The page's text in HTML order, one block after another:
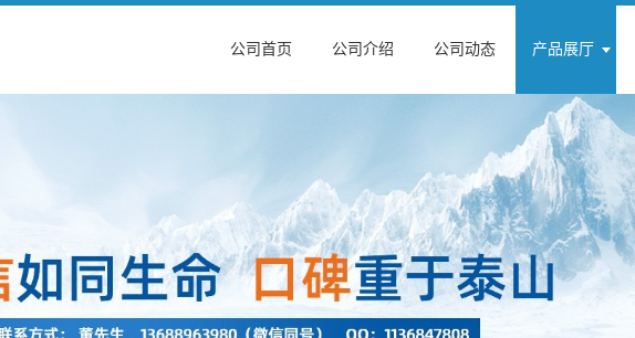
公司首页 公司介绍 公司动态 产品展厅